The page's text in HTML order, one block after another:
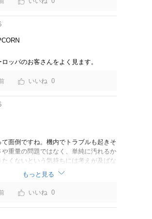
ッパのお客さんをよく見ます。
0
て面倒ですね。機内でトラブルも起きそ
や重量の問題ではなく、単純に汚れるか
たくないという気持ちには考えが及ばな
しょうかね。いっそ、荷物棚を撤去した
て、座席指定も荷物も含んだプランとす
格安プランで分けてもらった方がシンプ
やすいかも。どんどん料金が細分化され
。
もっと見る
0